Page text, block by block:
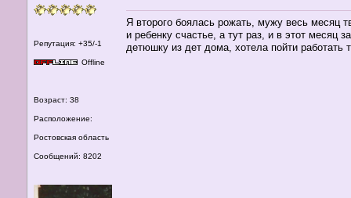
Репутация: +35/-1
Offline
Возраст: 38
Расположение:
Ростовская область
Сообщений: 8202
Я второго боялась рожать, мужу весь месяц
и ребенку счастье, а тут раз, и в этот месяц
детюшку из дет дома, хотела пойти работать